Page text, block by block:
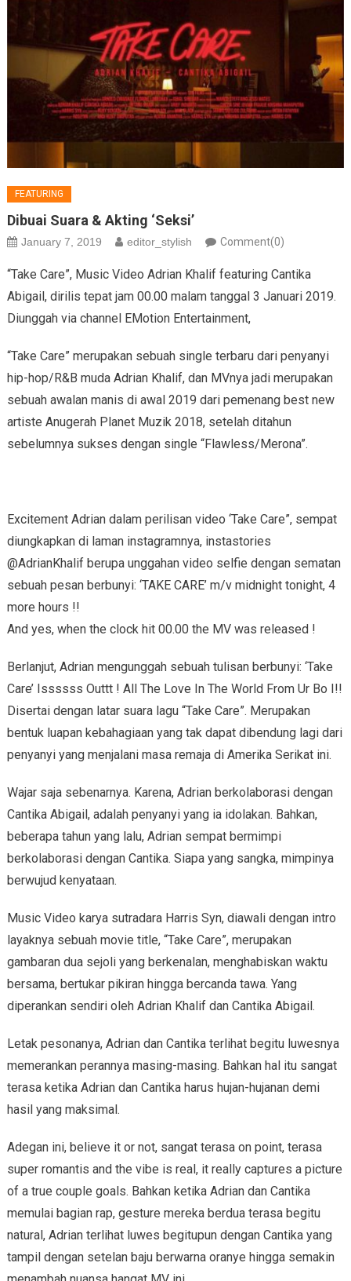
FEATURING
Dibuai Suara & Akting ‘Seksi’
January 7, 2019 editor_stylish Comment(0)
“Take Care”, Music Video Adrian Khalif featuring Cantika
Abigail, dirilis tepat jam 00.00 malam tanggal 3 Januari 2019.
Diunggah via channel EMotion Entertainment,
“Take Care” merupakan sebuah single terbaru dari penyanyi
hip-hop/R&B muda Adrian Khalif, dan MVnya jadi merupakan
sebuah awalan manis di awal 2019 dari pemenang best new
artiste Anugerah Planet Muzik 2018, setelah ditahun
sebelumnya sukses dengan single “Flawless/Merona”.
Excitement Adrian dalam perilisan video ‘Take Care”, sempat
diungkapkan di laman instagramnya, instastories
@AdrianKhalif berupa unggahan video selfie dengan sematan
sebuah pesan berbunyi: ‘TAKE CARE’ m/v midnight tonight, 4
more hours !!
And yes, when the clock hit 00.00 the MV was released !
Berlanjut, Adrian mengunggah sebuah tulisan berbunyi: ‘Take
Care’ Issssss Outtt ! All The Love In The World From Ur Bo I!!
Disertai dengan latar suara lagu “Take Care”. Merupakan
bentuk luapan kebahagiaan yang tak dapat dibendung lagi dari
penyanyi yang menjalani masa remaja di Amerika Serikat ini.
Wajar saja sebenarnya. Karena, Adrian berkolaborasi dengan
Cantika Abigail, adalah penyanyi yang ia idolakan. Bahkan,
beberapa tahun yang lalu, Adrian sempat bermimpi
berkolaborasi dengan Cantika. Siapa yang sangka, mimpinya
berwujud kenyataan.
Music Video karya sutradara Harris Syn, diawali dengan intro
layaknya sebuah movie title, “Take Care”, merupakan
gambaran dua sejoli yang berkenalan, menghabiskan waktu
bersama, bertukar pikiran hingga bercanda tawa. Yang
diperankan sendiri oleh Adrian Khalif dan Cantika Abigail.
Letak pesonanya, Adrian dan Cantika terlihat begitu luwesnya
memerankan perannya masing-masing. Bahkan hal itu sangat
terasa ketika Adrian dan Cantika harus hujan-hujanan demi
hasil yang maksimal.
Adegan ini, believe it or not, sangat terasa on point, terasa
super romantis and the vibe is real, it really captures a picture
of a true couple goals. Bahkan ketika Adrian dan Cantika
memulai bagian rap, gesture mereka berdua terasa begitu
natural, Adrian terlihat luwes begitupun dengan Cantika yang
tampil dengan setelan baju berwarna oranye hingga semakin